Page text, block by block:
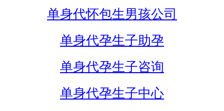
单身代怀包生男孩公司
单身代孕生子助孕
单身代孕生子咨询
单身代孕生子中心